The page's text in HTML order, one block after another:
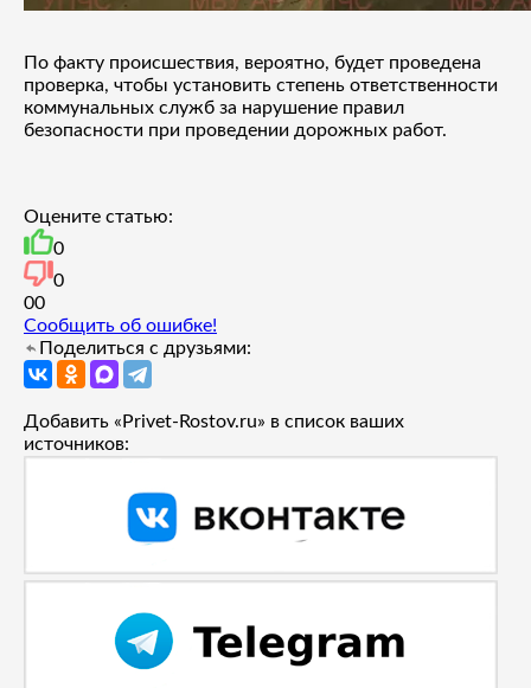
По факту происшествия, вероятно, будет проведена
проверка, чтобы установить степень ответственности
коммунальных служб за нарушение правил
безопасности при проведении дорожных работ.
Оцените статью:
0
0
00
Сообщить об ошибке!
Поделиться с друзьями:
Добавить «Privet-Rostov.ru» в список ваших
источников: